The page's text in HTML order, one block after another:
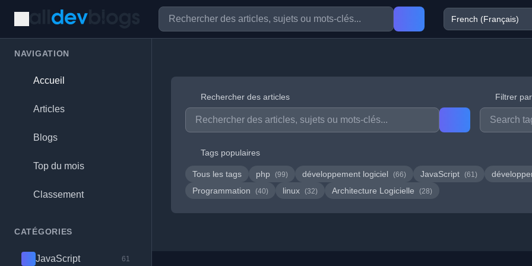
NAVIGATION
Accueil
Articles
Blogs
Top du mois
Classement
CATÉGORIES
JavaScript 61
Rechercher des articles Filtrer
Tags populaires
Tous les tags php (99) développement logiciel (66) JavaScript (61)
Programmation (40) linux (32) Architecture Logicielle (28)